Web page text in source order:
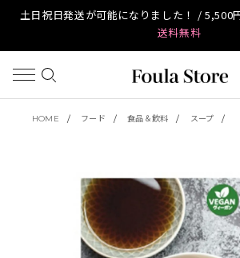
土日祝日発送が可能になりました！ / 5,500
送料無料
HOME フード 食品＆飲料 スープ